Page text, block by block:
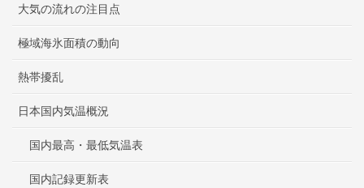
大気の流れの注目点
極域海氷面積の動向
熱帯擾乱
日本国内気温概況
国内最高・最低気温表
国内記録更新表